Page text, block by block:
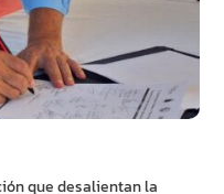
que desalientan la